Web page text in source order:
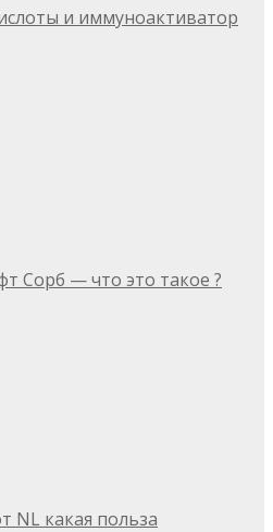
и иммуноактиватор
Сорб — что это такое ?
NL какая польза